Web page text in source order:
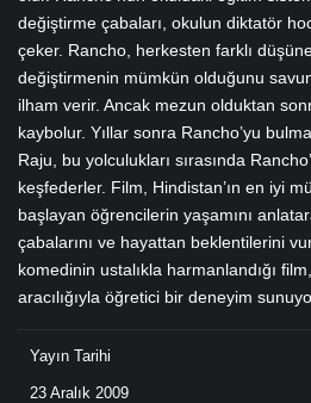
değiştirme çabaları, okulun diktatör
çeker. Rancho, herkesten farklı
değiştirmenin mümkün olduğunu
ilham verir. Ancak mezun olduktan
kaybolur. Yıllar sonra Rancho’yu
Raju, bu yolculukları sırasında
keşfederler. Film, Hindistan’ın en iyi
başlayan öğrencilerin yaşamını
çabalarını ve hayattan beklentilerini
komedinin ustalıkla harmanlandığı
aracılığıyla öğretici bir deneyim
Yayın Tarihi
23 Aralık 2009